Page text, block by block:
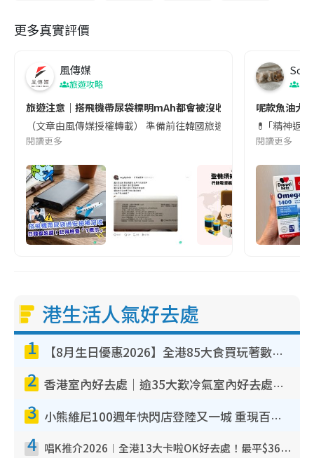
更多真實評價
風傳媒
旅遊攻略
旅遊注意｜搭飛機帶尿袋標明mAh都會被沒收😱出發前切記檢查
（文章由風傳媒授權轉載） 準備前往韓國旅遊的民眾，近期要
閱讀更多
Soul
呢款魚油大
💊 ｢精神返
閱讀更多
港生活人氣好去處
1 【8月生日優惠2026】全港85大食買玩著數攻略 自助餐/火鍋放題同行免費＋誠品/DONKI送現金券
2 香港室內好去處｜逾35大歎冷氣室內好去處推介 室內活動免費避雨無懼落雨
3 小熊維尼100週年快閃店登陸又一城 重現百畝森林經典場景／獨家限定盲盒登場／專屬DIY香水
4 唱K推介2026︱全港13大卡啦OK好去處！最平$36起 日文K都有！(附地址+收費詳情)